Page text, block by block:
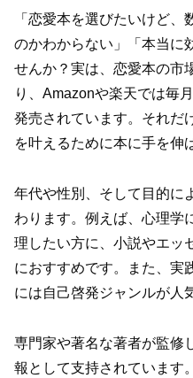
「恋愛本を選びたいけど、
のかわからない」「本当に
せんか？実は、恋愛本の市
り、Amazonや楽天では毎
発売されています。それだ
を叶えるために本に手を伸
年代や性別、そして目的に
わります。例えば、心理学
理したい方に、小説やエッ
におすすめです。また、実
には自己啓発ジャンルが人
専門家や著名な著者が監修
報として支持されています